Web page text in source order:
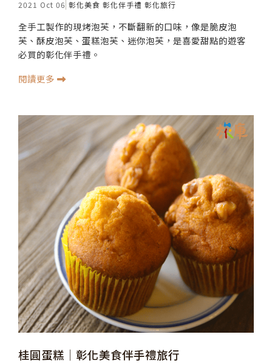
2021 Oct 06 彰化美食 彰化伴手禮 彰化旅行
全手工製作的現烤泡芙，不斷翻新的口味，像是脆皮泡
芙、酥皮泡芙、蛋糕泡芙、迷你泡芙，是喜愛甜點的遊客
必買的彰化伴手禮。
閱讀更多
桂圓蛋糕│彰化美食伴手禮旅行